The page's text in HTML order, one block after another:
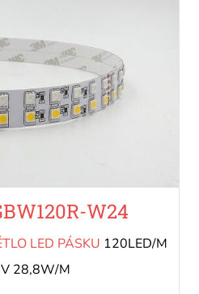
W24
LED PÁSKU 120LED/M
28,8W/M